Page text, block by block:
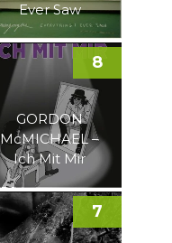
Ever Saw
GORDON
McMICHAEL –
Ich Mit Mir
8
7